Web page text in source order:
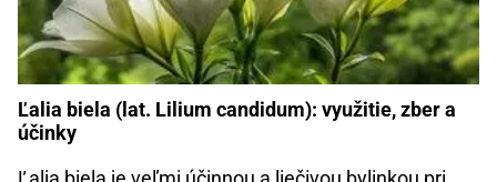
Ľalia biela (lat. Lilium candidum): využitie, zber a
účinky